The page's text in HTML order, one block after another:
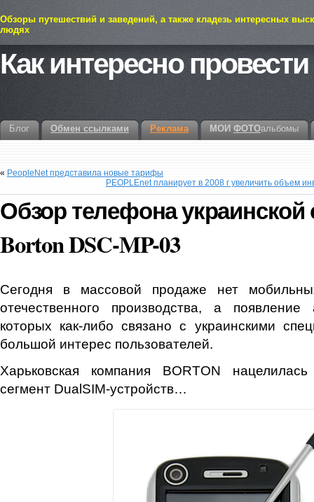
Обзоры путешествий и заведений, а также кладезь интересных
людях
Как интересно
Блог Обмен ссылками Реклама МОИ ФОТОальбомы
« PeopleNet представила новые тарифы
PEOPLEnet планирует в 2008 г увеличить объем
Обзор телефона украинской
Borton DSC-MP-03
Сегодня в массовой продаже нет
отечественного производства, а появление
которых как-либо связано с украинскими
большой интерес пользователей.
Харьковская компания BORTON
сегмент DualSIM-устройств…